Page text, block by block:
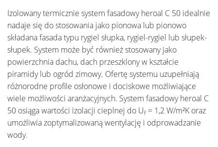
Izolowany termicznie system fasadowy heroal C 50 idealnie
nadaje się do stosowania jako pionowa lub pionowo
składana fasada typu rygiel słupka, rygiel-rygiel lub słupek-
słupek. System może być również stosowany jako
powierzchnia dachu, dach przeszklony w kształcie
piramidy lub ogród zimowy. Ofertę systemu uzupełniają
różnorodne profile osłonowe i dociskowe możliwiające
wiele możliwości aranżacyjnych. System fasadowy heroal C
50 osiąga wartości izolacji cieplnej do Uf = 1,2 W/m²K oraz
umożliwia zoptymalizowaną wentylację i odprowadzanie
wody.